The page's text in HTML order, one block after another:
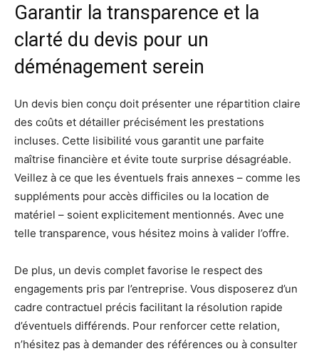
Garantir la transparence et la
clarté du devis pour un
déménagement serein
Un devis bien conçu doit présenter une répartition claire
des coûts et détailler précisément les prestations
incluses. Cette lisibilité vous garantit une parfaite
maîtrise financière et évite toute surprise désagréable.
Veillez à ce que les éventuels frais annexes – comme les
suppléments pour accès difficiles ou la location de
matériel – soient explicitement mentionnés. Avec une
telle transparence, vous hésitez moins à valider l’offre.
De plus, un devis complet favorise le respect des
engagements pris par l’entreprise. Vous disposerez d’un
cadre contractuel précis facilitant la résolution rapide
d’éventuels différends. Pour renforcer cette relation,
n’hésitez pas à demander des références ou à consulter